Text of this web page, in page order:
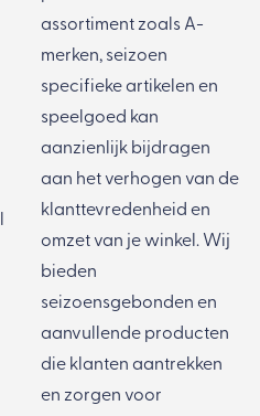
assortiment zoals A-
merken, seizoen
specifieke artikelen en
speelgoed kan
aanzienlijk bijdragen
aan het verhogen van de
klanttevredenheid en
omzet van je winkel. Wij
bieden
seizoensgebonden en
aanvullende producten
die klanten aantrekken
en zorgen voor